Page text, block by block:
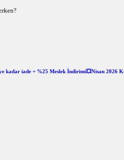
kadar iade + %25 Meslek İndirimi💥Nisan 2026